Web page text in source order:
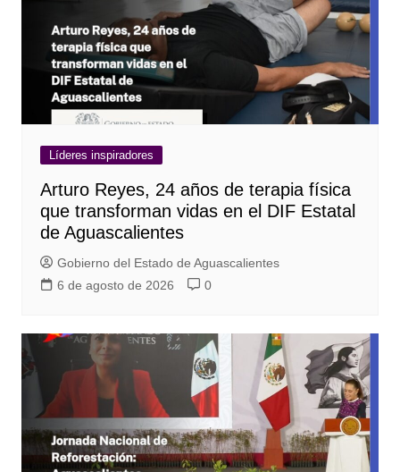
Líderes inspiradores
Arturo Reyes, 24 años de terapia física
que transforman vidas en el DIF Estatal
de Aguascalientes
Gobierno del Estado de Aguascalientes
6 de agosto de 2026
0